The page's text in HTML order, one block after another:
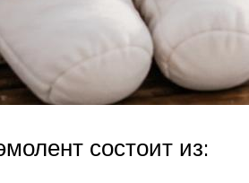
состоит из: